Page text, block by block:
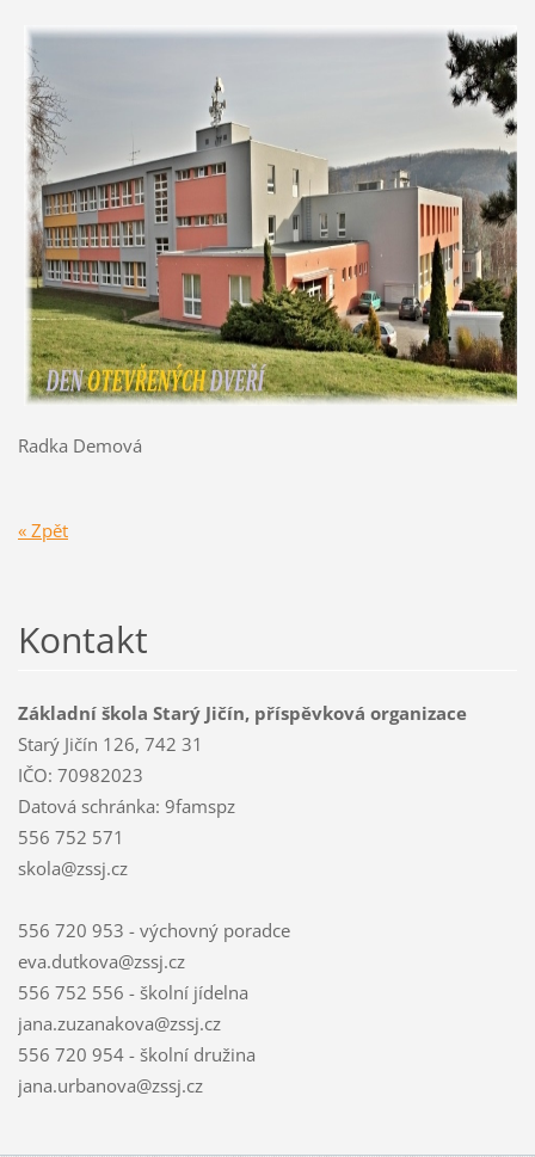
Radka Demová
« Zpět
Kontakt
Základní škola Starý Jičín, příspěvková organizace
Starý Jičín 126, 742 31
IČO: 70982023
Datová schránka: 9famspz
556 752 571
skola@zssj.cz
556 720 953 - výchovný poradce
eva.dutkova@zssj.cz
556 752 556 - školní jídelna
jana.zuzanakova@zssj.cz
556 720 954 - školní družina
jana.urbanova@zssj.cz